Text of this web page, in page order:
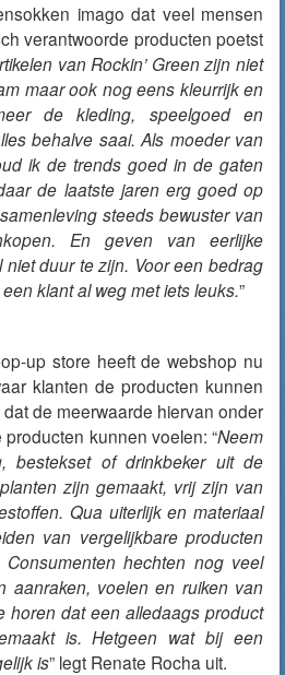
imago dat veel mensen
verantwoorde producten poetst
van Rockin’ Green zijn niet
maar ook nog eens kleurrijk en
de kleding, speelgoed en
behalve saai. Als moeder van
ik de trends goed in de gaten
de laatste jaren erg goed op
steeds bewuster van
En geven van eerlijke
duur te zijn. Voor een bedrag
klant al weg met iets leuks.”
up store heeft de webshop nu
klanten de producten kunnen
de meerwaarde hiervan onder
kunnen voelen: “Neem
bestekset of drinkbeker uit de
zijn gemaakt, vrij zijn van
Qua uiterlijk en materiaal
van vergelijkbare producten
hechten nog veel
aanraken, voelen en ruiken van
horen dat een alledaags product
is. Hetgeen wat bij een
is” legt Renate Rocha uit.